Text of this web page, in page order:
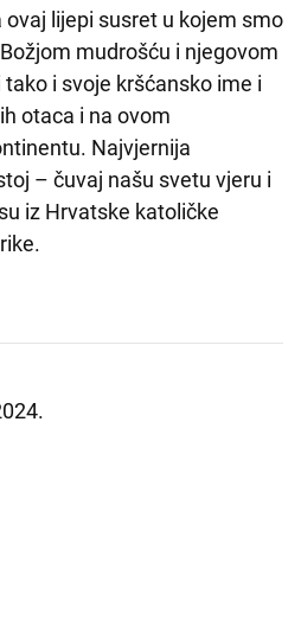
ovaj lijepi susret u kojem smo
mudrošću i njegovom
i svoje kršćansko ime i
otaca i na ovom
Najvjernija
– čuvaj našu svetu vjeru i
iz Hrvatske katoličke